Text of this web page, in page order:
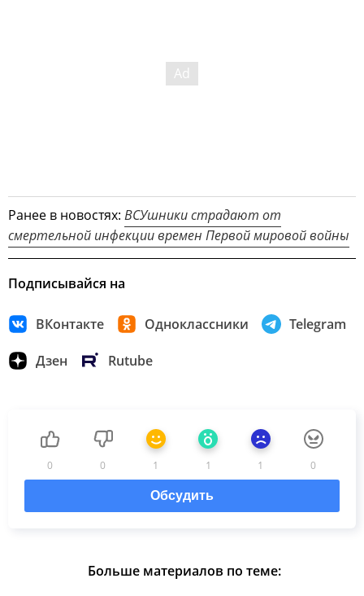
Ранее в новостях: ВСУшники страдают от
смертельной инфекции времен Первой мировой войны
Подписывайся на
ВКонтакте Одноклассники Telegram
Дзен Rutube
0 0 1 1 1 0
Обсудить
Больше материалов по теме: